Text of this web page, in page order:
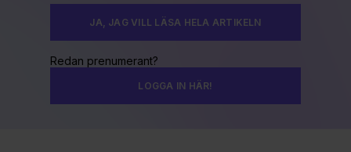
JA, JAG VILL LÄSA HELA ARTIKELN
Redan prenumerant?
LOGGA IN HÄR!